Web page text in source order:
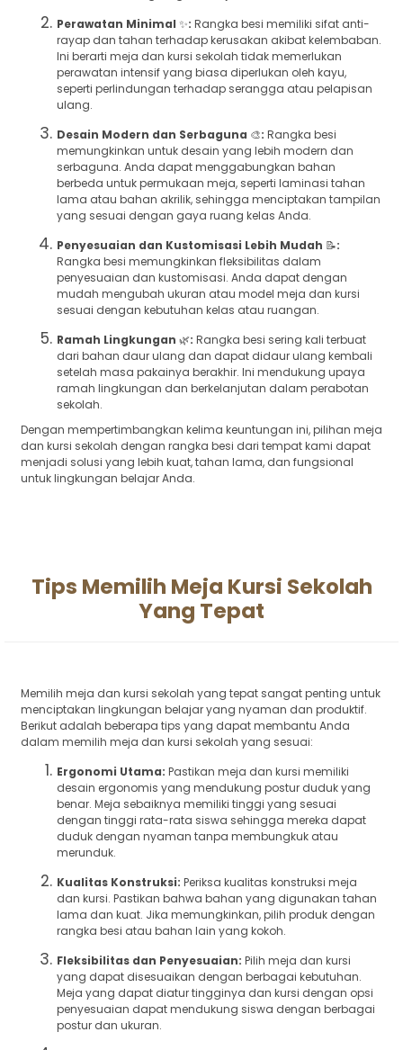
Perawatan Minimal ✨: Rangka besi memiliki sifat anti-
rayap dan tahan terhadap kerusakan akibat kelembaban.
Ini berarti meja dan kursi sekolah tidak memerlukan
perawatan intensif yang biasa diperlukan oleh kayu,
seperti perlindungan terhadap serangga atau pelapisan
ulang.
Desain Modern dan Serbaguna 🎨: Rangka besi
memungkinkan untuk desain yang lebih modern dan
serbaguna. Anda dapat menggabungkan bahan
berbeda untuk permukaan meja, seperti laminasi tahan
lama atau bahan akrilik, sehingga menciptakan tampilan
yang sesuai dengan gaya ruang kelas Anda.
Penyesuaian dan Kustomisasi Lebih Mudah 📝:
Rangka besi memungkinkan fleksibilitas dalam
penyesuaian dan kustomisasi. Anda dapat dengan
mudah mengubah ukuran atau model meja dan kursi
sesuai dengan kebutuhan kelas atau ruangan.
Ramah Lingkungan 🌿: Rangka besi sering kali terbuat
dari bahan daur ulang dan dapat didaur ulang kembali
setelah masa pakainya berakhir. Ini mendukung upaya
ramah lingkungan dan berkelanjutan dalam perabotan
sekolah.
Dengan mempertimbangkan kelima keuntungan ini, pilihan meja
dan kursi sekolah dengan rangka besi dari tempat kami dapat
menjadi solusi yang lebih kuat, tahan lama, dan fungsional
untuk lingkungan belajar Anda.
Tips Memilih Meja Kursi Sekolah
Yang Tepat
Memilih meja dan kursi sekolah yang tepat sangat penting untuk
menciptakan lingkungan belajar yang nyaman dan produktif.
Berikut adalah beberapa tips yang dapat membantu Anda
dalam memilih meja dan kursi sekolah yang sesuai:
Ergonomi Utama: Pastikan meja dan kursi memiliki
desain ergonomis yang mendukung postur duduk yang
benar. Meja sebaiknya memiliki tinggi yang sesuai
dengan tinggi rata-rata siswa sehingga mereka dapat
duduk dengan nyaman tanpa membungkuk atau
merunduk.
Kualitas Konstruksi: Periksa kualitas konstruksi meja
dan kursi. Pastikan bahwa bahan yang digunakan tahan
lama dan kuat. Jika memungkinkan, pilih produk dengan
rangka besi atau bahan lain yang kokoh.
Fleksibilitas dan Penyesuaian: Pilih meja dan kursi
yang dapat disesuaikan dengan berbagai kebutuhan.
Meja yang dapat diatur tingginya dan kursi dengan opsi
penyesuaian dapat mendukung siswa dengan berbagai
postur dan ukuran.